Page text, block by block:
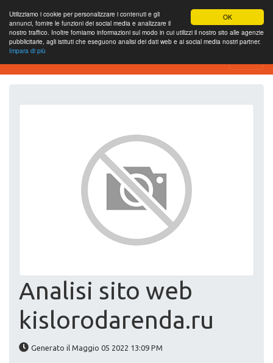
OK
Utilizziamo i cookie per personalizzare i contenuti e gli
annunci, fornire le funzioni dei social media e analizzare il
nostro traffico. Inoltre forniamo informazioni sul modo in cui utilizzi il nostro sito alle agenzie
pubblicitarie, agli istituti che eseguono analisi dei dati web e ai social media nostri partner.
Impara di più
SEO Analytics
Analisi sito web
kislorodarenda.ru
Generato il Maggio 05 2022 13:09 PM